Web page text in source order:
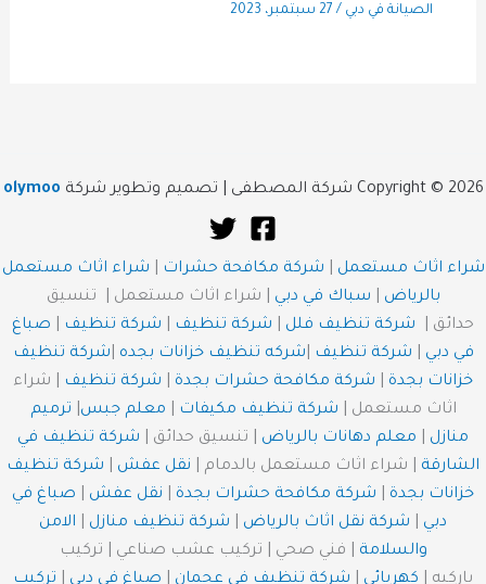
الصيانة في دبي / 27 سبتمبر، 2023
Copyright © 2026 شركة المصطفى | تصميم وتطوير شركة olymoo
شراء اثاث مستعمل شركة مكافحة حشرات
شراء اثاث مستعمل
بالرياض
سباك في دبي | شراء اثاث مستعمل | تنسيق
حدائق | شركة تنظيف فلل شركة تنظيف شركة تنظيف
صباغ
في دبي
شركة تنظيف شركه تنظيف خزانات بجده
شركة تنظيف
خزانات بجدة
شركة مكافحة حشرات بجدة شركة تنظيف
| شراء
اثاث مستعمل | شركة تنظيف مكيفات معلم جبس
ترميم
منازل
معلم دهانات بالرياض | تنسيق حدائق | شركة تنظيف في
الشارقة | شراء اثاث مستعمل بالدمام | نقل عفش
شركة تنظيف
خزانات بجدة
شركة مكافحة حشرات بجدة نقل عفش
صباغ في
دبي
شركة نقل اثاث بالرياض شركة تنظيف منازل
الامن
والسلامة | فني صحي | تركيب عشب صناعي | تركيب
باركيه | كهربائي شركة تنظيف في عجمان صباغ في دبي تركيب